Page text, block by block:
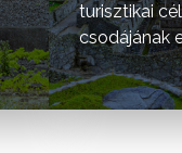
turisztikai
csodájának